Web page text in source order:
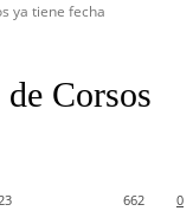
ya tiene fecha
Corsos
0
662